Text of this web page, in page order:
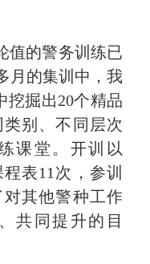
值的警务训练已
月的集训中，我
挖掘出20个精品
别、不同层次
课堂。 开训以
表11次，参训
其他警种工作
共同提升的目